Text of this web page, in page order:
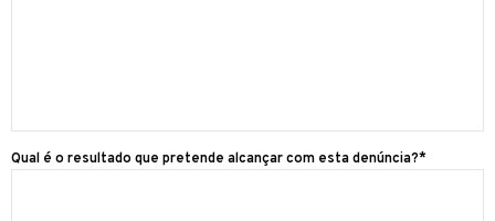
Qual é o resultado que pretende alcançar com esta denúncia?*